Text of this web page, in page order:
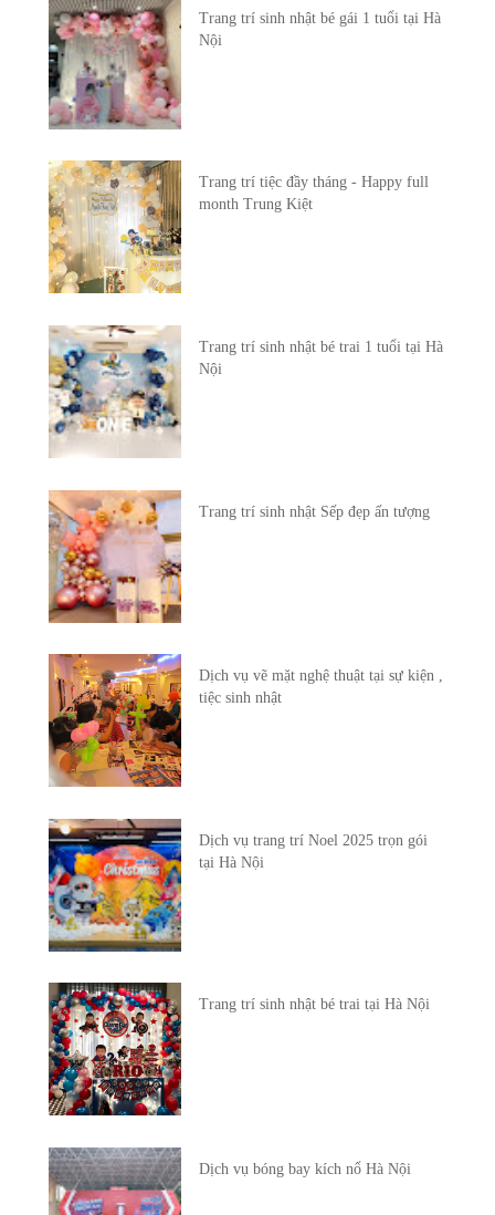
Trang trí sinh nhật bé gái 1 tuổi tại Hà
Nội
Trang trí tiệc đầy tháng - Happy full
month Trung Kiệt
Trang trí sinh nhật bé trai 1 tuổi tại Hà
Nội
Trang trí sinh nhật Sếp đẹp ấn tượng
Dịch vụ vẽ mặt nghệ thuật tại sự kiện ,
tiệc sinh nhật
Dịch vụ trang trí Noel 2025 trọn gói
tại Hà Nội
Trang trí sinh nhật bé trai tại Hà Nội
Dịch vụ bóng bay kích nổ Hà Nội